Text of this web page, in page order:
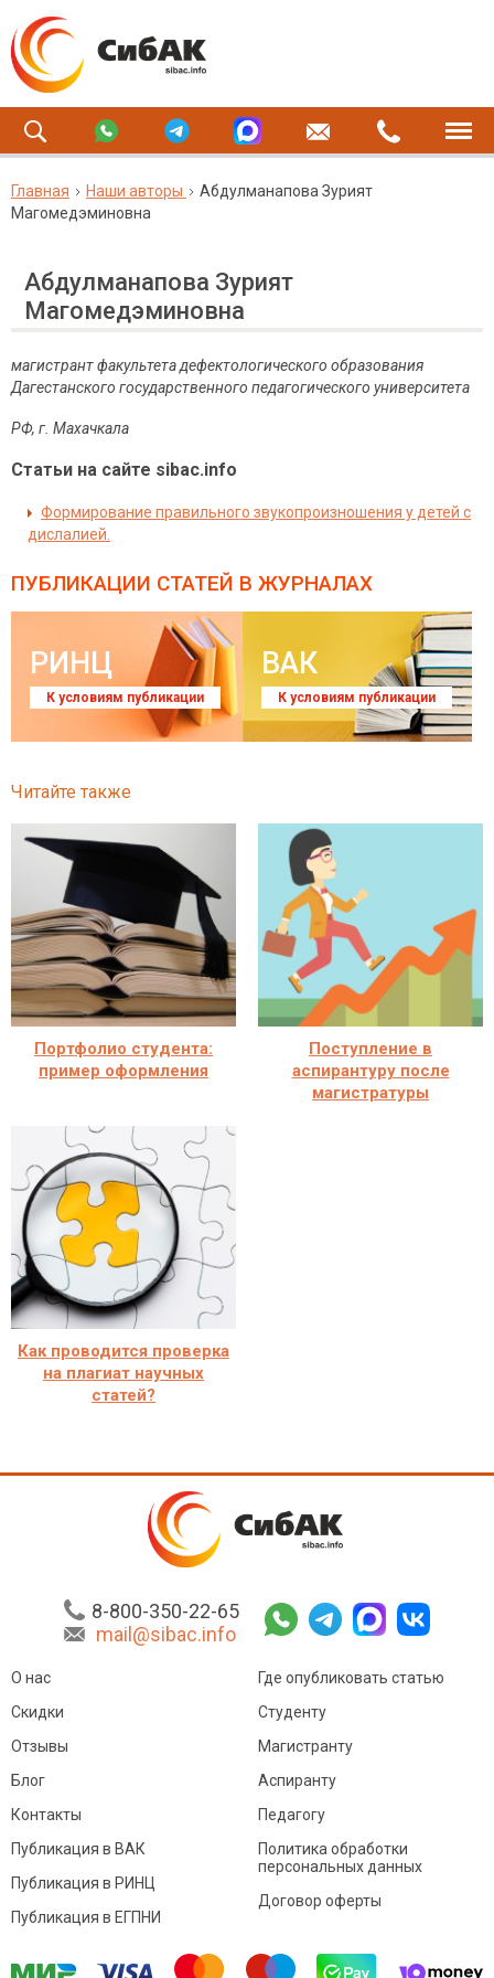
Главная Наши авторы
Абдулманапова Зурият
Магомедэминовна
Абдулманапова Зурият
Магомедэминовна
магистрант факультета дефектологического образования
Дагестанского государственного педагогического университета
РФ, г. Махачкала
Статьи на сайте sibac.info
Формирование правильного звукопроизношения у детей с
дислалией.
ПУБЛИКАЦИИ СТАТЕЙ В ЖУРНАЛАХ
РИНЦ
К условиям публикации
ВАК
К условиям публикации
Читайте также
Портфолио студента:
пример оформления
Поступление в
аспирантуру после
магистратуры
Как проводится проверка
на плагиат научных
статей?
8-800-350-22-65
mail@sibac.info
О нас
Скидки
Отзывы
Блог
Контакты
Где опубликовать статью
Студенту
Магистранту
Аспиранту
Педагогу
Публикация в ВАК
Публикация в РИНЦ
Публикация в ЕГПНИ
Политика обработки
персональных данных
Договор оферты